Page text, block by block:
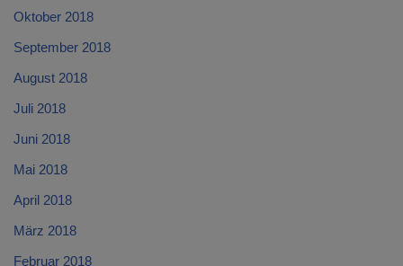
Oktober 2018
September 2018
August 2018
Juli 2018
Juni 2018
Mai 2018
April 2018
März 2018
Februar 2018